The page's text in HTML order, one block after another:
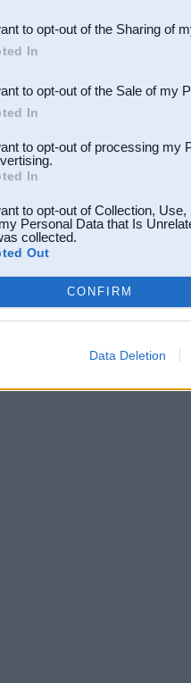
Participants
parties.
to opt-out of the Sharing of
In
to opt-out of the Sale of my
In
to opt-out of processing my
In
to opt-out of Collection,
Personal Data that Is
collected.
Out
CONFIRM
Data Deletion